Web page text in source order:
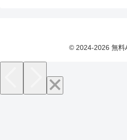
© 2024-2026 無料